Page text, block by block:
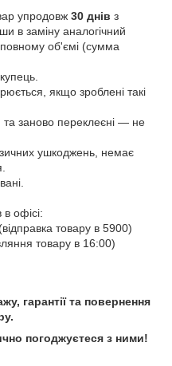
упродовж 30 днів з
в заміну аналогічний
об'ємі (сумма
якщо зроблені такі
та заново переклеєні — не
ушкоджень, немає
офісі:
товару в 5900)
товару в 16:00)
гарантії та повернення
погоджуєтеся з ними!